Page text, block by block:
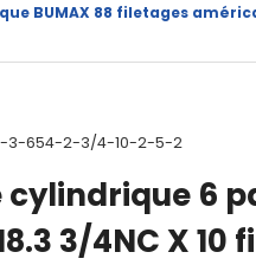
BUMAX 88 filetages
3-654-2-3/4-10-2-5-2
cylindrique 6
3/4NC X 10